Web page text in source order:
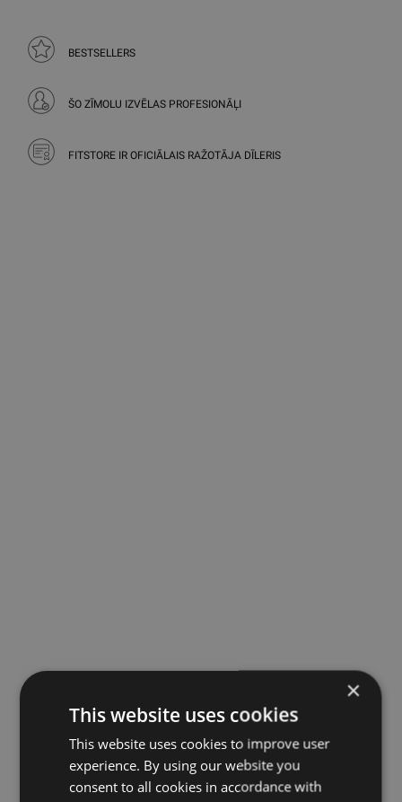
BESTSELLERS
ŠO ZĪMOLU IZVĒLAS PROFESIONĀĻI
FITSTORE IR OFICIĀLAIS RAŽOTĀJA DĪLERIS
×
This website uses cookies
This website uses cookies to improve user
experience. By using our website you
consent to all cookies in accordance with